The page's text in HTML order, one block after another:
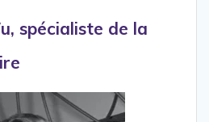
spécialiste de la